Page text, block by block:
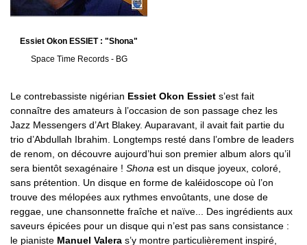
Essiet Okon ESSIET : "Shona"
Space Time Records - BG
Le contrebassiste nigérian Essiet Okon Essiet s’est fait
connaître des amateurs à l’occasion de son passage chez les
Jazz Messengers d’Art Blakey. Auparavant, il avait fait partie du
trio d’Abdullah Ibrahim. Longtemps resté dans l’ombre de leaders
de renom, on découvre aujourd’hui son premier album alors qu’il
sera bientôt sexagénaire ! Shona est un disque joyeux, coloré,
sans prétention. Un disque en forme de kaléidoscope où l’on
trouve des mélopées aux rythmes envoûtants, une dose de
reggae, une chansonnette fraîche et naïve... Des ingrédients aux
saveurs épicées pour un disque qui n’est pas sans consistance :
le pianiste Manuel Valera s’y montre particulièrement inspiré,